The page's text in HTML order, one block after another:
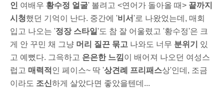
인 여배우 황수정 얼굴' 볼려고 <연어가 돌아올 때> 끝까지
시청했던 기억이 난다. 중간에 '비서'로 나왔었는데, 매회
입고 나오는 '정장 스타일'도 참 잘 어울렸고 '황수정'은 크
게 안 꾸민 채 그냥 머리 질끈 묶고 나와도 너무 분위기
있
고 예뻤다. 그윽하고 은은한 느낌 이 배어져 나오던 여성스
럽고 매력 적 인 페이스~ 딱 '상견례 프리패스상'인데, 조금
이라도 조신하게 살았다면 좋았을텐데...